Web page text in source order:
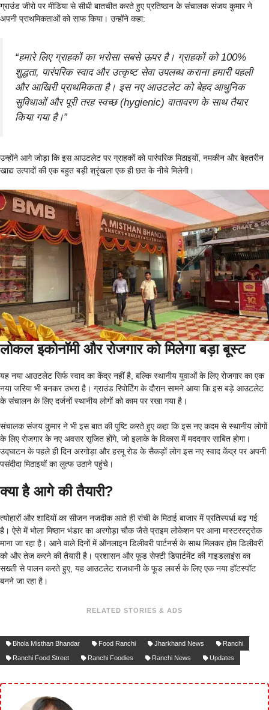
ग्राउंड जीरो पर मीडिया से सीधी बातचीत करते हुए प्रतिष्ठान के संचालक संजय कुमार ने
अपनी प्राथमिकताओं को साफ किया। उन्होंने कहा:
“हमारे लिए ग्राहकों का भरोसा सबसे ऊपर है। ग्राहकों को 100%
शुद्धता, पारंपरिक स्वाद और उत्कृष्ट सेवा उपलब्ध कराना हमारी पहली
और आखिरी प्राथमिकता है। इस नए आउटलेट को बेहद आधुनिक
सुविधाओं और पूरी तरह स्वच्छ (hygienic) वातावरण के साथ तैयार
किया गया है।”
उन्होंने आगे जोड़ा कि इस आउटलेट पर ग्राहकों को पारंपरिक मिठाइयों, नमकीन और बेहतरीन
खाद्य उत्पादों की एक बहुत बड़ी श्रृंखला एक ही छत के नीचे मिलेगी।
लोकल इकोनॉमी और रोजगार को मिलेगा बड़ा बूस्ट
यह नया आउटलेट सिर्फ स्वाद का केंद्र नहीं है, बल्कि स्थानीय युवाओं के लिए रोजगार का एक
नया जरिया भी बनकर उभरा है। ग्राउंड रिपोर्टिंग के दौरान सामने आया कि इस बड़े आउटलेट
के संचालन के लिए दर्जनों स्थानीय लोगों को काम पर रखा गया है।
संचालक संजय कुमार ने भी इस बात की पुष्टि करते हुए कहा कि इस नए कदम से स्थानीय लोगों
के लिए रोजगार के नए अवसर सृजित होंगे, जो इलाके के विकास में मददगार साबित होगा।
उद्घाटन के पहले ही दिन अरगोड़ा और हरमू रोड के सैकड़ों लोग इस नए स्वाद केंद्र पर अपनी
पसंदीदा मिठाइयों का लुत्फ उठाने पहुंचे।
क्या है आगे की तैयारी?
त्योहारों और शादियों का सीजन नजदीक आते ही रांची के मिठाई बाजार में प्रतिस्पर्धा बढ़ गई
है। ऐसे में भोला मिष्ठान भंडार का अरगोड़ा चौक जैसे प्राइम लोकेशन पर आना मास्टरस्ट्रोक
माना जा रहा है। आने वाले दिनों में ऑनलाइन डिलीवरी पार्टनर्स के साथ मिलकर होम डिलीवरी
को और तेज करने की तैयारी है। प्रशासन और फूड सेफ्टी डिपार्टमेंट की गाइडलाइंस का
सख्ती से पालन करते हुए, यह आउटलेट राजधानी के फूड लवर्स के लिए एक नया हॉटस्पॉट
बनने जा रहा है।
RELATED STORIES & ADS
Bhola Misthan Bhandar Food Ranchi Jharkhand News
Ranchi
Ranchi Food Street
Ranchi Foodies Ranchi News Updates